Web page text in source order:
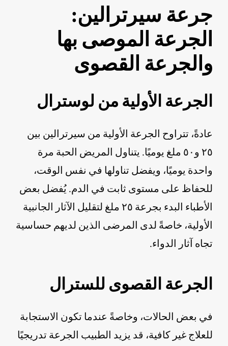
جرعة سيرترالين:
الجرعة الموصى بها
والجرعة القصوى
الجرعة الأولية من لوسترال
عادةً، تتراوح الجرعة الأولية من سيرترالين بين
٢٥ و٥٠ ملغ يوميًا. يتناول المريض الحبة مرة
واحدة يوميًا، ويفضل تناولها في نفس الوقت،
للحفاظ على مستوى ثابت في الدم. يُفضل بعض
الأطباء البدء بجرعة ٢٥ ملغ لتقليل الآثار الجانبية
الأولية، خاصةً لدى المرضى الذين لديهم حساسية
تجاه آثار الدواء.
الجرعة القصوى للسترال
في بعض الحالات، وخاصةً عندما تكون الاستجابة
للعلاج غير كافية، قد يزيد الطبيب الجرعة تدريجيًا